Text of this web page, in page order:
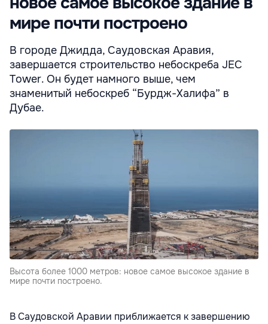
мире почти построено
В городе Джидда, Саудовская Аравия,
завершается строительство небоскреба JEC
Tower. Он будет намного выше, чем
знаменитый небоскреб “Бурдж-Халифа” в
Дубае.
Высота более 1000 метров: новое самое высокое здание в
мире почти построено.
В Саудовской Аравии приближается к завершению